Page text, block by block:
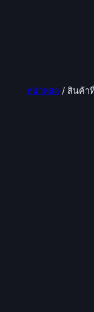
หน้าหลัก / สินค้า